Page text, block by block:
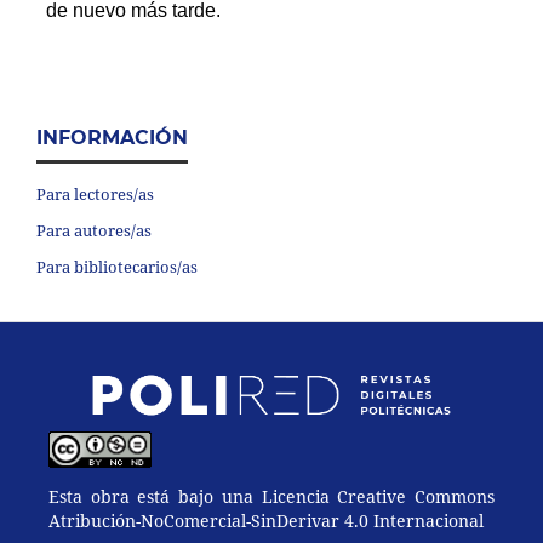
INFORMACIÓN
Para lectores/as
Para autores/as
Para bibliotecarios/as
Esta obra está bajo una Licencia Creative Commons
Atribución-NoComercial-SinDerivar 4.0 Internacional